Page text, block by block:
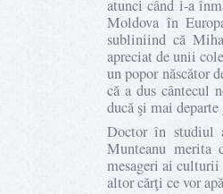
atunci când i-a
Moldova în
subliniind că
apreciat de unii
un popor născător
că a dus cântecul
ducă şi mai
Doctor în studiul
Munteanu merita
mesageri ai culturii
altor cărţi ce vor